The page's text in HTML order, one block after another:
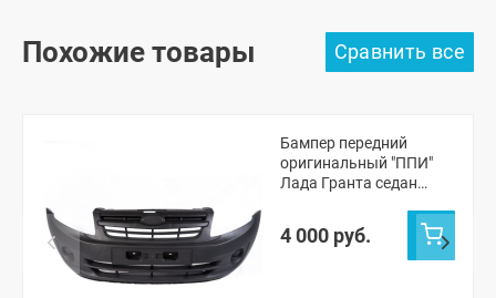
Похожие товары
Бампер передний
оригинальный "ППИ"
Лада Гранта седан
4 000 руб.